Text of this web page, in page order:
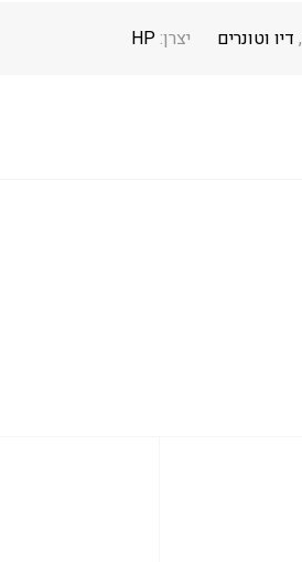
, דיו וטונרים יצרן: HP